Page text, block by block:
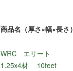
商品名（厚さ×幅×長さ）
WRC エリート
1.25x4材 10feet